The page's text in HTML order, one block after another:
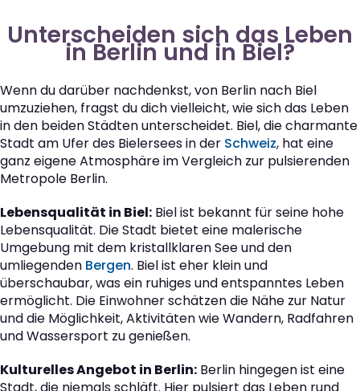
Unterscheiden sich das Leben
in Berlin und in Biel?
Wenn du darüber nachdenkst, von Berlin nach Biel
umzuziehen, fragst du dich vielleicht, wie sich das Leben
in den beiden Städten unterscheidet. Biel, die charmante
Stadt am Ufer des Bielersees in der Schweiz, hat eine
ganz eigene Atmosphäre im Vergleich zur pulsierenden
Metropole Berlin.
Lebensqualität in Biel: Biel ist bekannt für seine hohe
Lebensqualität. Die Stadt bietet eine malerische
Umgebung mit dem kristallklaren See und den
umliegenden Bergen. Biel ist eher klein und
überschaubar, was ein ruhiges und entspanntes Leben
ermöglicht. Die Einwohner schätzen die Nähe zur Natur
und die Möglichkeit, Aktivitäten wie Wandern, Radfahren
und Wassersport zu genießen.
Kulturelles Angebot in Berlin: Berlin hingegen ist eine